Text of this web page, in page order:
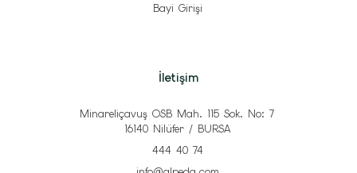
Bayi Girişi
İletişim
Minareliçavuş OSB Mah. 115 Sok. No: 7
16140 Nilüfer / BURSA
444 40 74